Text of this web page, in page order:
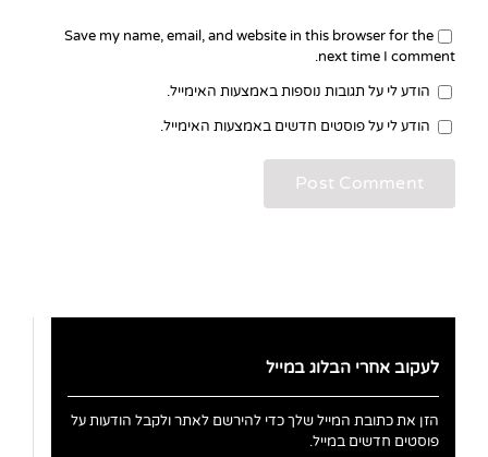
Save my name, email, and website in this browser for the
next time I comment.
הודע לי על תגובות נוספות באמצעות האימייל.
הודע לי על פוסטים חדשים באמצעות האימייל.
לעקוב אחרי הבלוג במייל
הזן את כתובת המייל שלך כדי להירשם לאתר ולקבל הודעות על
פוסטים חדשים במייל.